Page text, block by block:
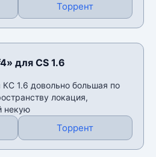
Торрент
для CS 1.6
КС 1.6 довольно большая по
локация,
некую
Торрент